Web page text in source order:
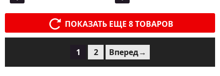
ПОКАЗАТЬ ЕЩЕ 8 ТОВАРОВ
1 2 Вперед→